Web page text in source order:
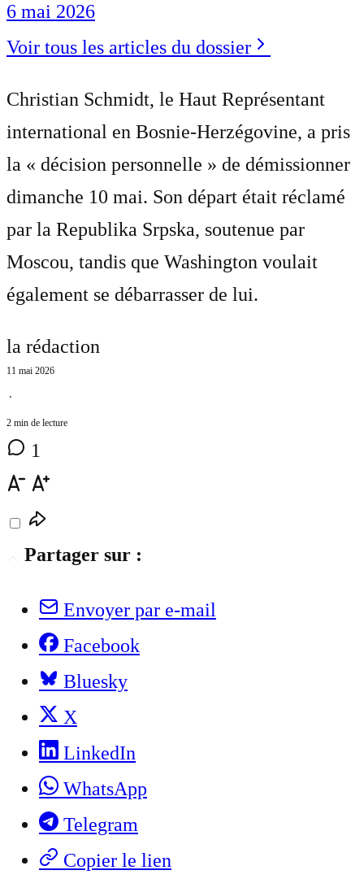
6 mai 2026
Voir tous les articles du dossier
Christian Schmidt, le Haut Représentant
international en Bosnie-Herzégovine, a pris
la « décision personnelle » de démissionner
dimanche 10 mai. Son départ était réclamé
par la Republika Srpska, soutenue par
Moscou, tandis que Washington voulait
également se débarrasser de lui.
la rédaction
11 mai 2026
⋅
2 min de lecture
1
Partager sur :
Envoyer par e-mail
Facebook
Bluesky
X
LinkedIn
WhatsApp
Telegram
Copier le lien